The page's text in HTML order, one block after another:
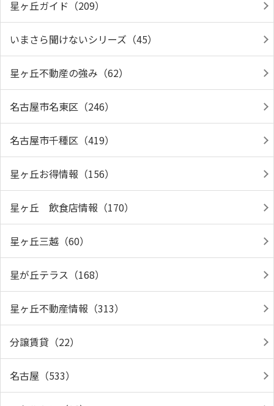
星ヶ丘ガイド（209）
いまさら聞けないシリーズ（45）
星ヶ丘不動産の強み（62）
名古屋市名東区（246）
名古屋市千種区（419）
星ヶ丘お得情報（156）
星ヶ丘 飲食店情報（170）
星ヶ丘三越（60）
星が丘テラス（168）
星ヶ丘不動産情報（313）
分譲賃貸（22）
名古屋（533）